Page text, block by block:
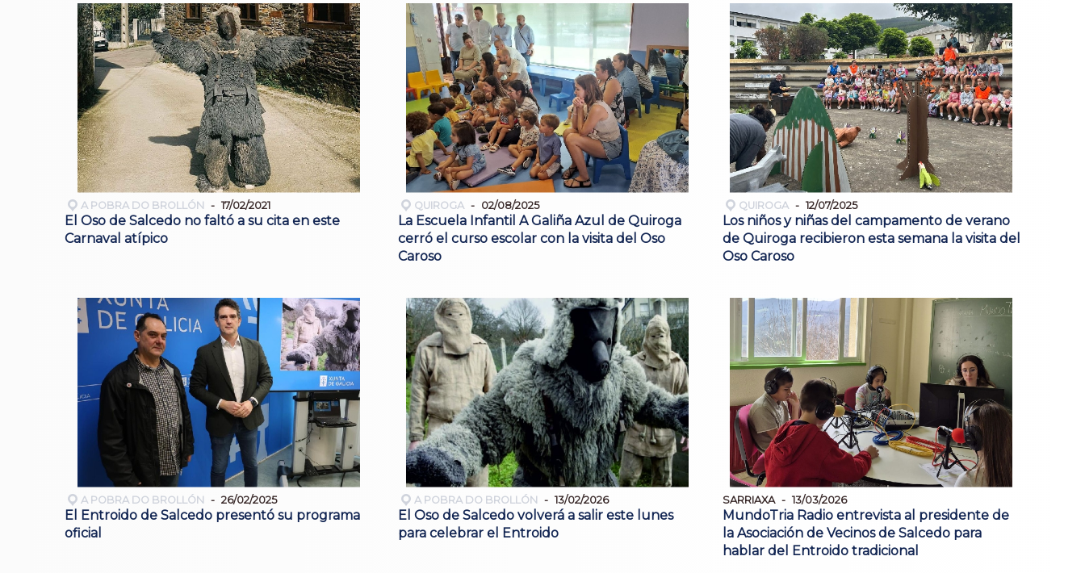
A POBRA DO BROLLÓN 17/02/2021
El Oso de Salcedo no faltó a su cita en este
Carnaval atípico
QUIROGA 02/08/2025
La Escuela Infantil A Galiña Azul de Quiroga
cerró el curso escolar con la visita del Oso
Caroso
QUIROGA 12/07/2025
Los niños y niñas del campamento de verano
de Quiroga recibieron esta semana la visita del
Oso Caroso
A POBRA DO BROLLÓN 26/02/2025
El Entroido de Salcedo presentó su programa
oficial
A POBRA DO BROLLÓN 13/02/2026
El Oso de Salcedo volverá a salir este lunes
para celebrar el Entroido
SARRIAXA 13/03/2026
MundoTria Radio entrevista al presidente de
la Asociación de Vecinos de Salcedo para
hablar del Entroido tradicional